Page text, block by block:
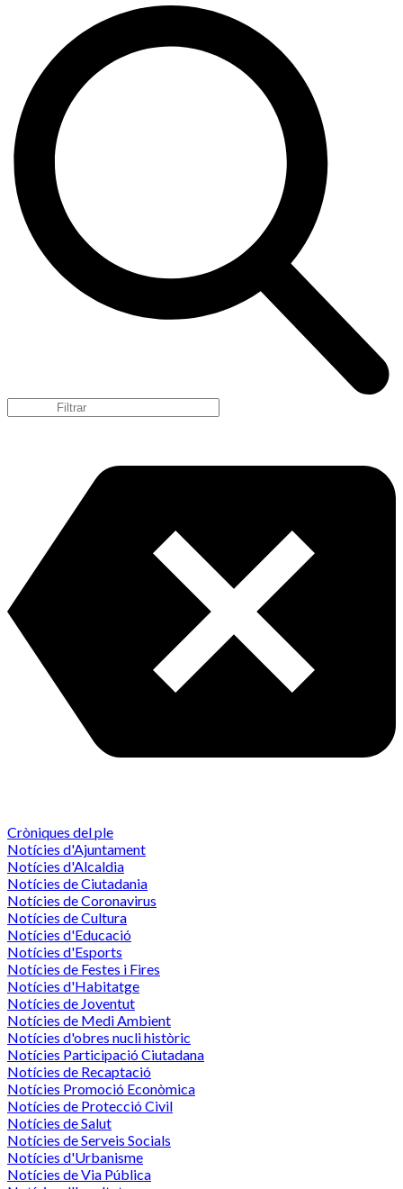
Cròniques del ple
Notícies d'Ajuntament
Notícies d'Alcaldia
Notícies de Ciutadania
Notícies de Coronavirus
Notícies de Cultura
Notícies d'Educació
Notícies d'Esports
Notícies de Festes i Fires
Notícies d'Habitatge
Notícies de Joventut
Notícies de Medi Ambient
Notícies d'obres nucli històric
Notícies Participació Ciutadana
Notícies de Recaptació
Notícies Promoció Econòmica
Notícies de Protecció Civil
Notícies de Salut
Notícies de Serveis Socials
Notícies d'Urbanisme
Notícies de Via Pública